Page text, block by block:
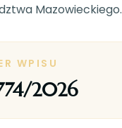
Mazowieckiego.
WPISU
2026